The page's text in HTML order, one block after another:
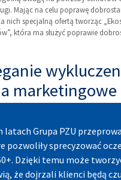
Mając na celu poprawę
nich specjalną ofertą tworząc
która ma służyć poprawie
marketingowe
Grupa PZU
pozwoliły sprecyzować
Dzięki temu może
że dojrzali klienci będą